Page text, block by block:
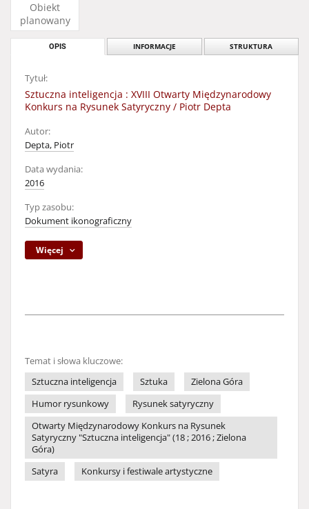
Obiekt
planowany
OPIS INFORMACJE STRUKTURA
Tytuł:
Sztuczna inteligencja : XVIII Otwarty Międzynarodowy
Konkurs na Rysunek Satyryczny / Piotr Depta
Autor:
Depta, Piotr
Data wydania:
2016
Typ zasobu:
Dokument ikonograficzny
Więcej
Temat i słowa kluczowe:
Sztuczna inteligencja
Sztuka
Zielona Góra
Humor rysunkowy
Rysunek satyryczny
Otwarty Międzynarodowy Konkurs na Rysunek
Satyryczny "Sztuczna inteligencja" (18 ; 2016 ; Zielona
Góra)
Satyra
Konkursy i festiwale artystyczne